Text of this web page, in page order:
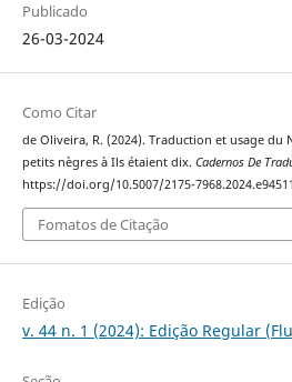
Publicado
26-03-2024
Como Citar
de Oliveira, R. (2024). Traduction et usage du
petits nègres à Ils étaient dix. Cadernos De
https://doi.org/10.5007/2175-7968.2024.e94511
Fomatos de Citação
Edição
v. 44 n. 1 (2024): Edição Regular